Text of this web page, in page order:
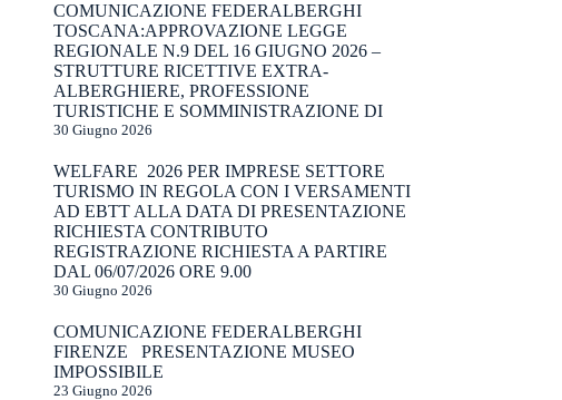
COMUNICAZIONE FEDERALBERGHI
TOSCANA:APPROVAZIONE LEGGE
REGIONALE N.9 DEL 16 GIUGNO 2026 –
STRUTTURE RICETTIVE EXTRA-
ALBERGHIERE, PROFESSIONE
TURISTICHE E SOMMINISTRAZIONE DI
30 Giugno 2026
WELFARE 2026 PER IMPRESE SETTORE
TURISMO IN REGOLA CON I VERSAMENTI
AD EBTT ALLA DATA DI PRESENTAZIONE
RICHIESTA CONTRIBUTO
REGISTRAZIONE RICHIESTA A PARTIRE
DAL 06/07/2026 ORE 9.00
30 Giugno 2026
COMUNICAZIONE FEDERALBERGHI
FIRENZE PRESENTAZIONE MUSEO
IMPOSSIBILE
23 Giugno 2026